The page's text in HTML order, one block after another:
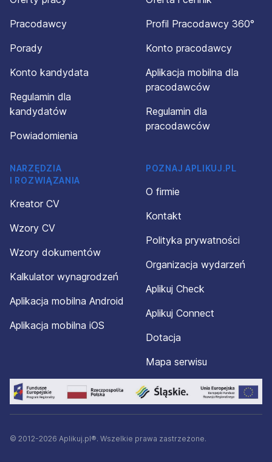
Pracodawcy
Porady
Konto kandydata
Regulamin dla
kandydatów
Powiadomienia
Profil Pracodawcy 360°
Konto pracodawcy
Aplikacja mobilna dla
pracodawców
Regulamin dla
pracodawców
NARZĘDZIA
I ROZWIĄZANIA
Kreator CV
Wzory CV
Wzory dokumentów
Kalkulator wynagrodzeń
Aplikacja mobilna Android
Aplikacja mobilna iOS
POZNAJ APLIKUJ.PL
O firmie
Kontakt
Polityka prywatności
Organizacja wydarzeń
Aplikuj Check
Aplikuj Connect
Dotacja
Mapa serwisu
© 2012-2026 Aplikuj.pl®. Wszelkie prawa zastrzeżone.